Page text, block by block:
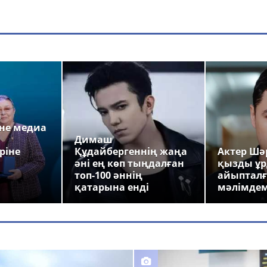
медиа
Димаш
Құдайбергеннің жаңа
әні ең көп тыңдалған
топ-100 әннің
қатарына енді
Актер
қызды